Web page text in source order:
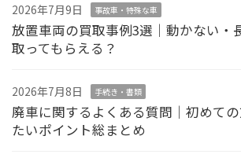
2026年7月9日 事故車・特殊な車
放置車両の買取事例3選｜動かない・
取ってもらえる？
2026年7月8日 手続き・書類
廃車に関するよくある質問｜初めて
たいポイント総まとめ